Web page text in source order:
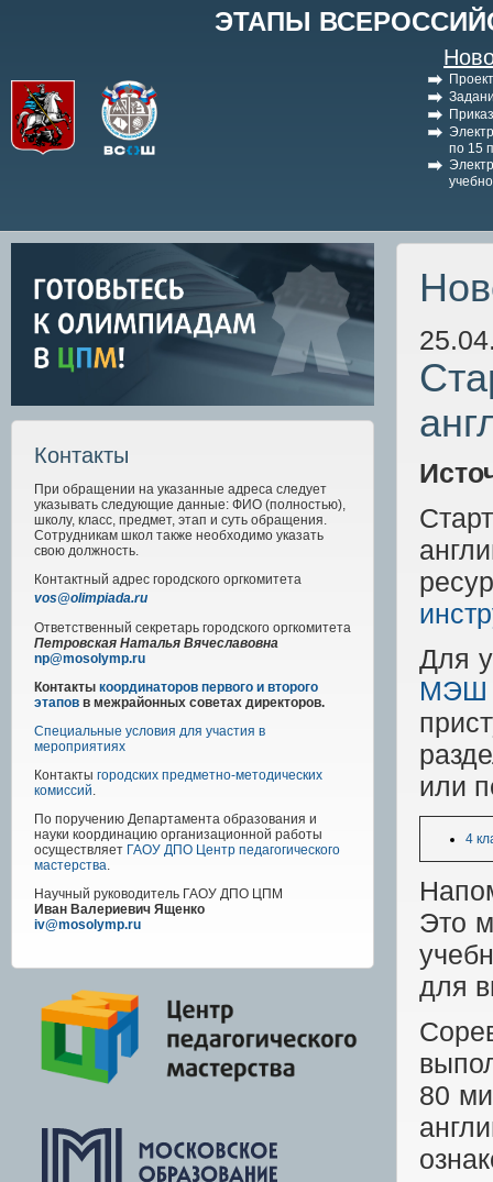
ЭТАПЫ
по 15
Контакты
При обращении на указанные адреса следует
указывать следующие данные: ФИО (полностью),
школу, класс, предмет, этап и суть обращения.
Сотрудникам школ также необходимо указать
свою должность.
Контактный адрес городского оргкомитета
vos@olimpiada.ru
Ответственный секретарь городского оргкомитета
Петровская Наталья Вячеславовна
np@mosolymp.ru
Контакты координаторов первого и второго
этапов в межрайонных советах директоров.
Специальные условия для участия в
мероприятиях
Контакты городских предметно-методических
комиссий.
По поручению Департамента образования и
науки координацию организационной работы
осуществляет ГАОУ ДПО Центр педагогического
мастерства.
Научный руководитель ГАОУ ДПО ЦПМ
Иван Валериевич Ященко
iv@mosolymp.ru
Для
МЭШ
или
4
Это
для
80